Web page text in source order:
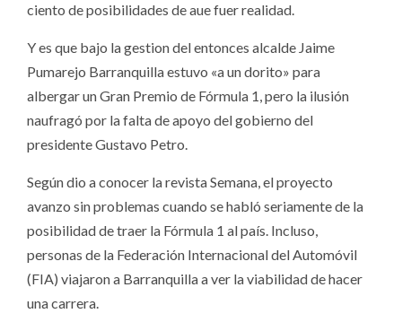
ciento de posibilidades de aue fuer realidad.
Y es que bajo la gestion del entonces alcalde Jaime
Pumarejo Barranquilla estuvo «a un dorito» para
albergar un Gran Premio de Fórmula 1, pero la ilusión
naufragó por la falta de apoyo del gobierno del
presidente Gustavo Petro.
Según dio a conocer la revista Semana, el proyecto
avanzo sin problemas cuando se habló seriamente de la
posibilidad de traer la Fórmula 1 al país. Incluso,
personas de la Federación Internacional del Automóvil
(FIA) viajaron a Barranquilla a ver la viabilidad de hacer
una carrera.